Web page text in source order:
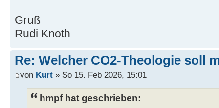
Gruß
Rudi Knoth
Re: Welcher CO2-Theologie soll
von Kurt » So 15. Feb 2026, 15:01
hmpf hat geschrieben: